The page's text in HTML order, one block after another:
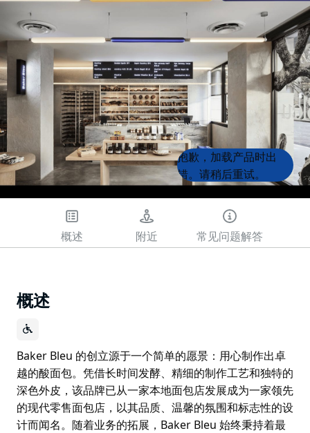
Product
List
Product
List
抱歉，加载产品时出
错。请稍后重试。
概述 附近 常见问题解答
概述
Baker Bleu 的创立源于一个简单的愿景：用心制作出卓
越的酸面包。凭借长时间发酵、精细的制作工艺和独特的
深色外皮，该品牌已从一家本地面包店发展成为一家领先
的现代零售面包店，以其品质、温馨的氛围和标志性的设
计而闻名。随着业务的拓展，Baker Bleu 始终秉持着最